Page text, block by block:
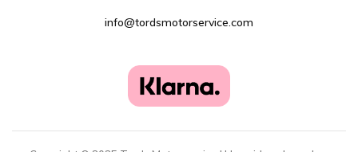
info@tordsmotorservice.com